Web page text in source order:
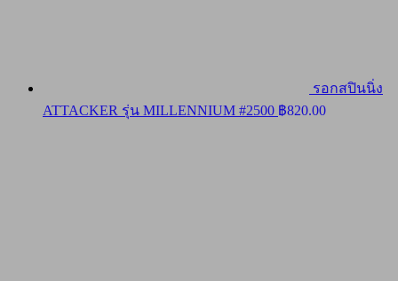
รอกสปินนิ่ง
ATTACKER รุ่น MILLENNIUM #2500 ฿820.00